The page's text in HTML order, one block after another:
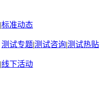
|标准动态
测试专题|测试咨询|测试热贴
|线下活动